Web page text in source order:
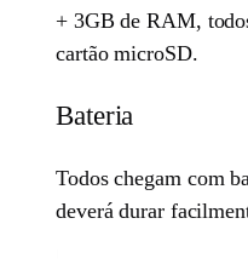
+ 3GB de RAM,
cartão microSD.
Bateria
Todos chegam com
deverá durar